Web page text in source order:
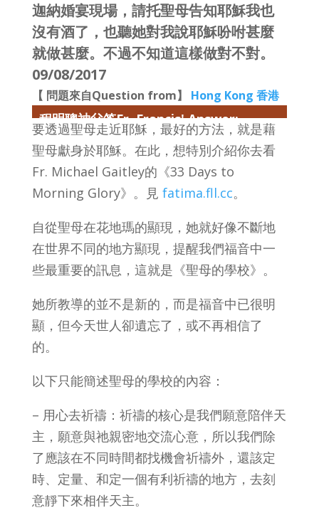
迦納婚宴現場，請托聖母告知耶穌我也
沒有酒了，也聽她對我說耶穌吩咐甚麼
就做甚麼。不過不知道這樣做對不對。
09/08/2017
【 問題來自Question from】 Hong Kong 香港
程明聰神父答Fr. Francis' Answer:
要透過聖母走近耶穌，最好的方法，就是藉
聖母獻身於耶穌。在此，想特別介紹你去看
Fr. Michael Gaitley的《33 Days to
Morning Glory》。見 fatima.fll.cc。
自從聖母在花地瑪的顯現，她就好像不斷地
在世界不同的地方顯現，提醒我們福音中一
些最重要的訊息，這就是《聖母的學校》。
她所教導的並不是新的，而是福音中已很明
顯，但今天世人卻遺忘了，或不再相信了
的。
以下只能簡述聖母的學校的內容：
– 用心去祈禱：祈禱的核心是我們願意陪伴天
主，願意與祂親密地交流心意，所以我們除
了應該在不同時間都找機會祈禱外，還該定
時、定量、和定一個有利祈禱的地方，去刻
意靜下來相伴天主。